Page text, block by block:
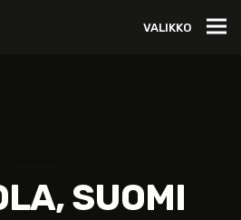
VALIKKO
SUOMI